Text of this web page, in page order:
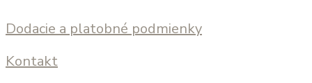
Dodacie a platobné podmienky
Kontakt